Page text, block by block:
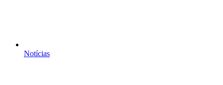
Notícias